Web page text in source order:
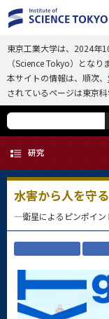
東京工業大学は、2024年
（Science Tokyo）となり
本サイトの情報は、順次、
されているページは東京
水害から人を守る
—衛星によるピンポイ